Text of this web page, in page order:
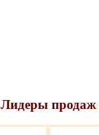
Лидеры продаж